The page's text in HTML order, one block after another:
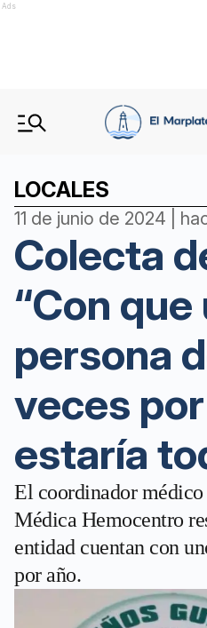
Ads
LOCALES
11 de junio de 2024 |
Colecta
“Con que
persona
veces
estaría
El coordinador
Médica Hemocentro
entidad cuentan con
por año.